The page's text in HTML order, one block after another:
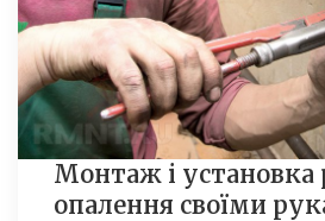
Монтаж і установка
опалення своїми